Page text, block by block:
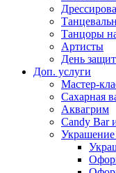
Танцоры
Артисты
День
Доп. услуги
Мастер-
Сахарная
Аквагрим
Candy Bar